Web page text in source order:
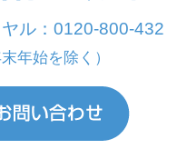
ル： 0120-800-432
年始を除く）